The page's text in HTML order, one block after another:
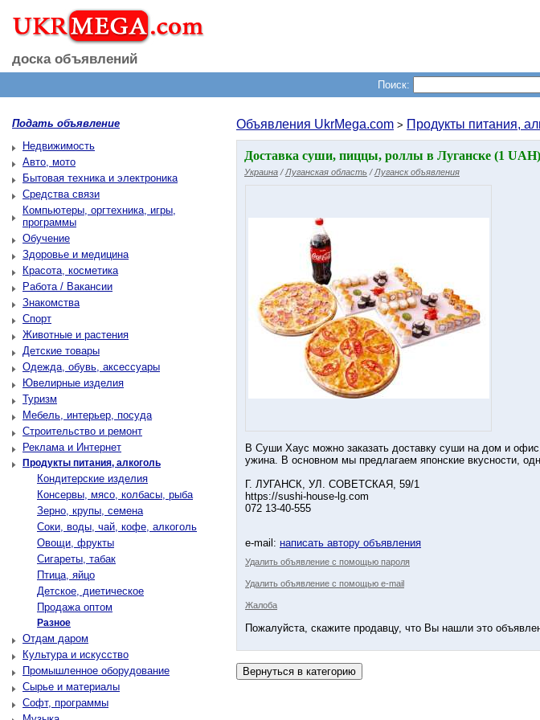
доска объявлений
Поиск:
Подать объявление
Недвижимость
Авто, мото
Бытовая техника и электроника
Средства связи
Компьютеры, оргтехника, игры,
программы
Обучение
Здоровье и медицина
Красота, косметика
Работа / Вакансии
Знакомства
Спорт
Животные и растения
Детские товары
Одежда, обувь, аксессуары
Ювелирные изделия
Туризм
Мебель, интерьер, посуда
Строительство и ремонт
Реклама и Интернет
Продукты питания, алкоголь
Кондитерские изделия
Консервы, мясо, колбасы, рыба
Зерно, крупы, семена
Соки, воды, чай, кофе, алкоголь
Овощи, фрукты
Сигареты, табак
Птица, яйцо
Детское, диетическое
Продажа оптом
Разное
Отдам даром
Культура и искусство
Промышленное оборудование
Сырье и материалы
Софт, программы
Объявления UkrMega.com > Продукты питания,
Доставка суши, пиццы, роллы в Луганске (1 UAH)
Украина /Луганская область /Луганск объявления
В Суши Хаус можно заказать доставку суши на дом и
ужина. В основном мы предлагаем японские вкусности,
Г. ЛУГАНСК, УЛ. СОВЕТСКАЯ, 59/1
https://sushi-house-lg.com
072 13-40-555
e-mail: написать автору объявления
Удалить объявление с помощью пароля
Удалить объявление с помощью e-mail
Жалоба
Пожалуйста, скажите продавцу, что Вы нашли это